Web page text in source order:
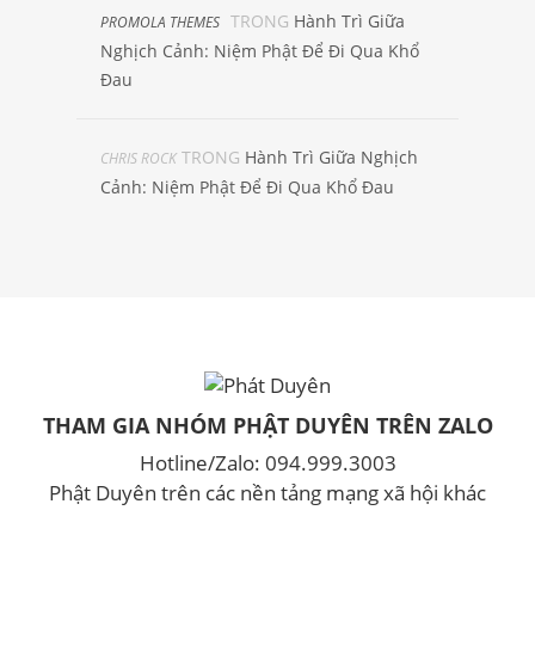
PROMOLA THEMES TRONG Hành Trì Giữa
Nghịch Cảnh: Niệm Phật Để Đi Qua Khổ
Đau
CHRIS ROCK TRONG Hành Trì Giữa Nghịch
Cảnh: Niệm Phật Để Đi Qua Khổ Đau
THAM GIA NHÓM PHẬT DUYÊN TRÊN ZALO
Hotline/Zalo: 094.999.3003
Phật Duyên trên các nền tảng mạng xã hội khác